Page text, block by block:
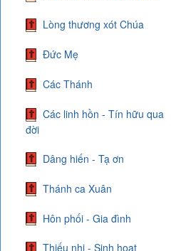
Lòng thương xót Chúa
Đức Mẹ
Các Thánh
Các linh hồn - Tín hữu qua
đời
Dâng hiến - Tạ ơn
Thánh ca Xuân
Hôn phối - Gia đình
Thiếu nhi - Sinh hoạt